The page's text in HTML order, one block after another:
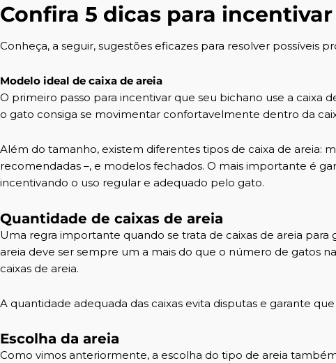
Confira 5 dicas para
Conheça, a seguir, sugestões eficazes para resolver possíveis
Modelo ideal de caixa de areia
O primeiro passo para incentivar que seu bichano use a caixa
o gato consiga se movimentar confortavelmente dentro da
Além do tamanho, existem diferentes tipos de caixa de areia:
recomendadas –, e modelos fechados. O mais importante é
incentivando o uso regular e adequado pelo gato.
Quantidade de caixas de areia
Uma regra importante quando se trata de caixas de areia para
areia deve ser sempre um a mais do que o número de gatos
caixas de areia.
A quantidade adequada das caixas evita disputas e garante
Escolha da areia
Como vimos anteriormente, a escolha do tipo de areia